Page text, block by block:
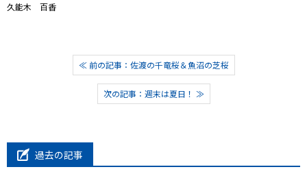
久能木 百香
≪ 前の記事：佐渡の千竜桜＆魚沼の芝桜
次の記事：週末は夏日！ ≫
過去の記事